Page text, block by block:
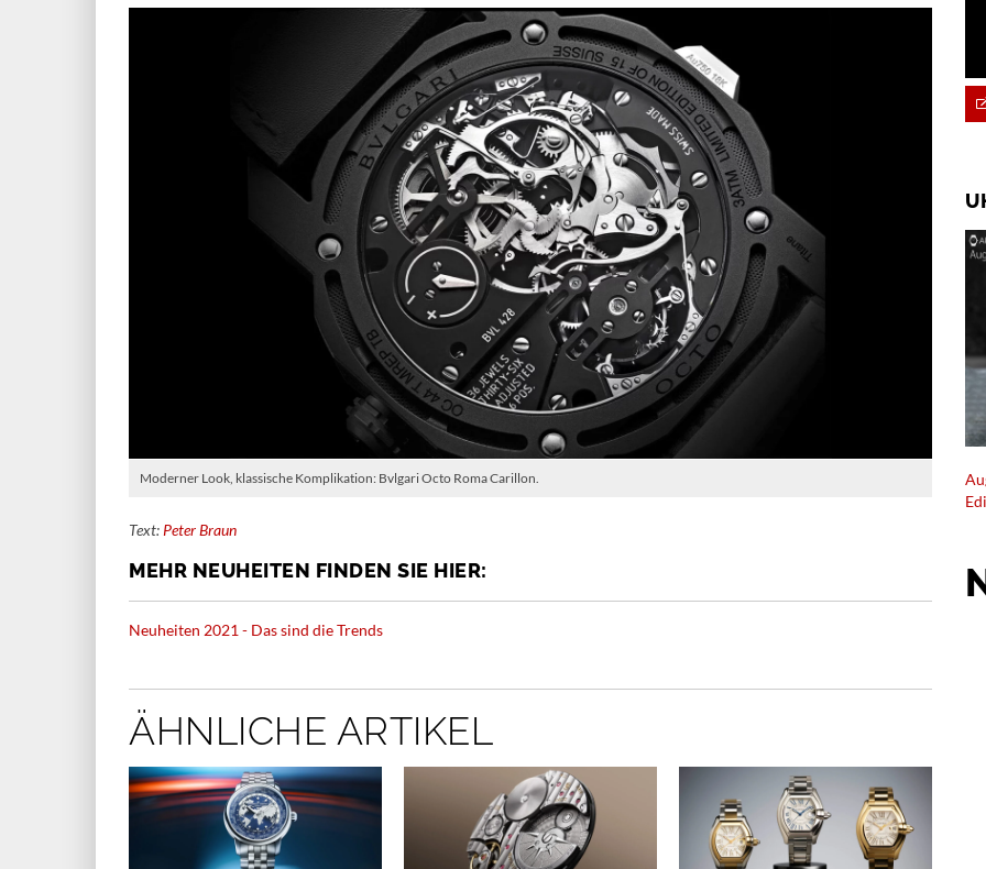
Moderner Look, klassische Komplikation: Bvlgari Octo Roma Carillon.
Text: Peter Braun
MEHR NEUHEITEN FINDEN SIE HIER:
Neuheiten 2021 - Das sind die Trends
ÄHNLICHE ARTIKEL